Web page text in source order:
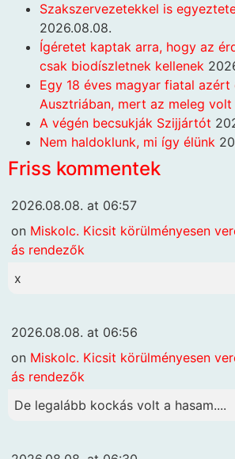
Szakszervezetekkel is
2026.08.08.
Ígéretet kaptak arra, hogy az
csak biodíszletnek kellenek
Egy 18 éves magyar fiatal
Ausztriában, mert az meleg volt
A végén becsukják Szijjártót
Nem haldoklunk, mi így élünk
Friss kommentek
2026.08.08. at 06:57
on Miskolc. Kicsit körülményesen
ás rendezők
x
2026.08.08. at 06:56
on Miskolc. Kicsit körülményesen
ás rendezők
De legalább kockás volt a hasam....